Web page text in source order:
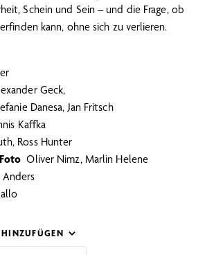
Schein und Sein – und die Frage, ob
kann, ohne sich zu verlieren.
Geck,
Danesa, Jan Fritsch
Kaffka
Ross Hunter
Oliver Nimz, Marlin Helene
Anders